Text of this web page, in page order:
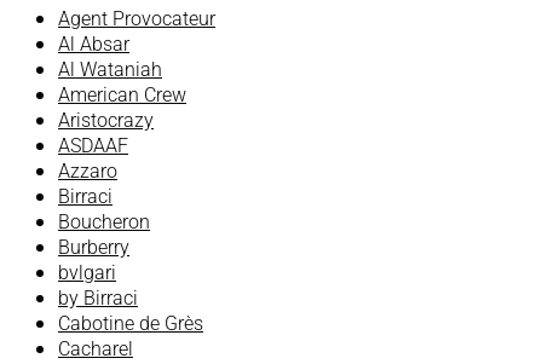
Agent Provocateur
Al Absar
Al Wataniah
American Crew
Aristocrazy
ASDAAF
Azzaro
Birraci
Boucheron
Burberry
bvlgari
by Birraci
Cabotine de Grès
Cacharel